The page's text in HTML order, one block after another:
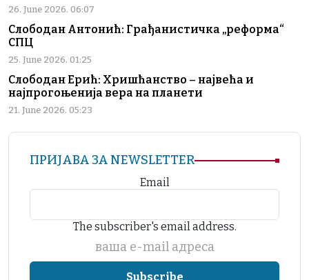
26. June 2026. 06:07
Слободан Антонић: Грађанистичка „реформа“
СПЦ
25. June 2026. 01:25
Слободан Ерић: Хришћанство – највећа и
најпрогоњенија вера на планети
21. June 2026. 05:23
ПРИЈАВА ЗА NEWSLETTER
Email
The subscriber's email address.
ваша е-mail адреса